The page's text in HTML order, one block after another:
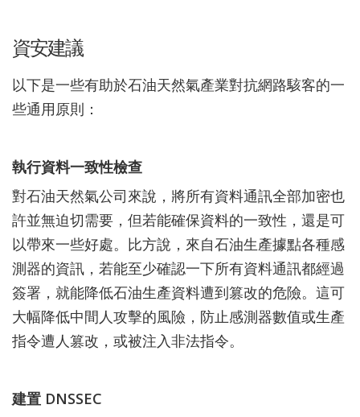
資安建議
以下是一些有助於石油天然氣產業對抗網路駭客的一
些通用原則：
執行資料一致性檢查
對石油天然氣公司來說，將所有資料通訊全部加密也
許並無迫切需要，但若能確保資料的一致性，還是可
以帶來一些好處。比方說，來自石油生產據點各種感
測器的資訊，若能至少確認一下所有資料通訊都經過
簽署，就能降低石油生產資料遭到篡改的危險。這可
大幅降低中間人攻擊的風險，防止感測器數值或生產
指令遭人篡改，或被注入非法指令。
建置 DNSSEC